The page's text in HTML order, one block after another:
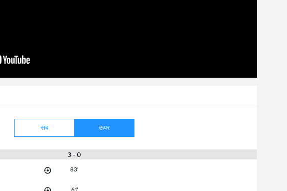
सब ऊपर
3 - 0
83'
61'